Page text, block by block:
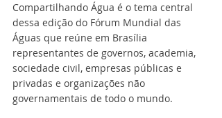
Compartilhando Água é o tema central
dessa edição do Fórum Mundial das
Águas que reúne em Brasília
representantes de governos, academia,
sociedade civil, empresas públicas e
privadas e organizações não
governamentais de todo o mundo.